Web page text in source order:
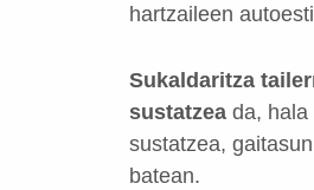
hartzaileen
Sukaldaritza
sustatzea da, hala
sustatzea,
batean.